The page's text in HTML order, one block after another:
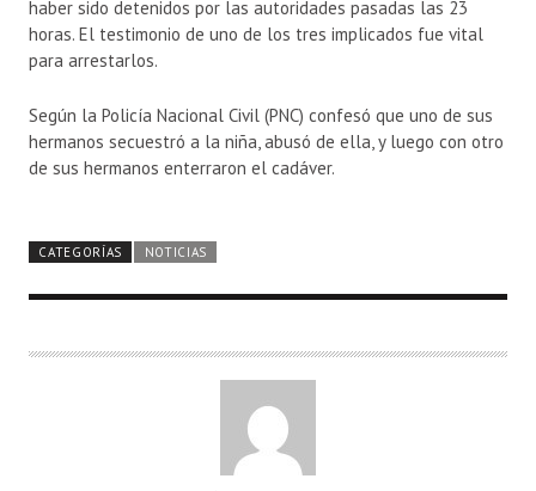
haber sido detenidos por las autoridades pasadas las 23
horas. El testimonio de uno de los tres implicados fue vital
para arrestarlos.
Según la Policía Nacional Civil (PNC) confesó que uno de sus
hermanos secuestró a la niña, abusó de ella, y luego con otro
de sus hermanos enterraron el cadáver.
CATEGORÍAS NOTICIAS